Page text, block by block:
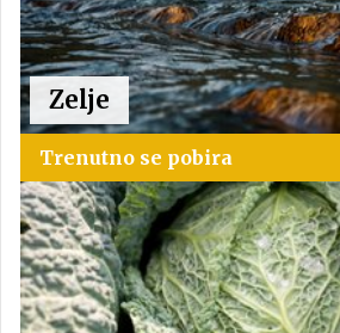
Zelje
Trenutno se pobira